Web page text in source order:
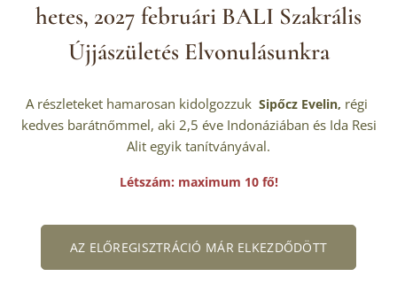
hetes, 2027 februári BALI Szakrális
Újjászületés Elvonulásunkra
A részleteket hamarosan kidolgozzuk Sipőcz Evelin, régi
kedves barátnőmmel, aki 2,5 éve Indonáziában és Ida Resi
Alit egyik tanítványával.
Létszám: maximum 10 fő!
AZ ELŐREGISZTRÁCIÓ MÁR ELKEZDŐDÖTT